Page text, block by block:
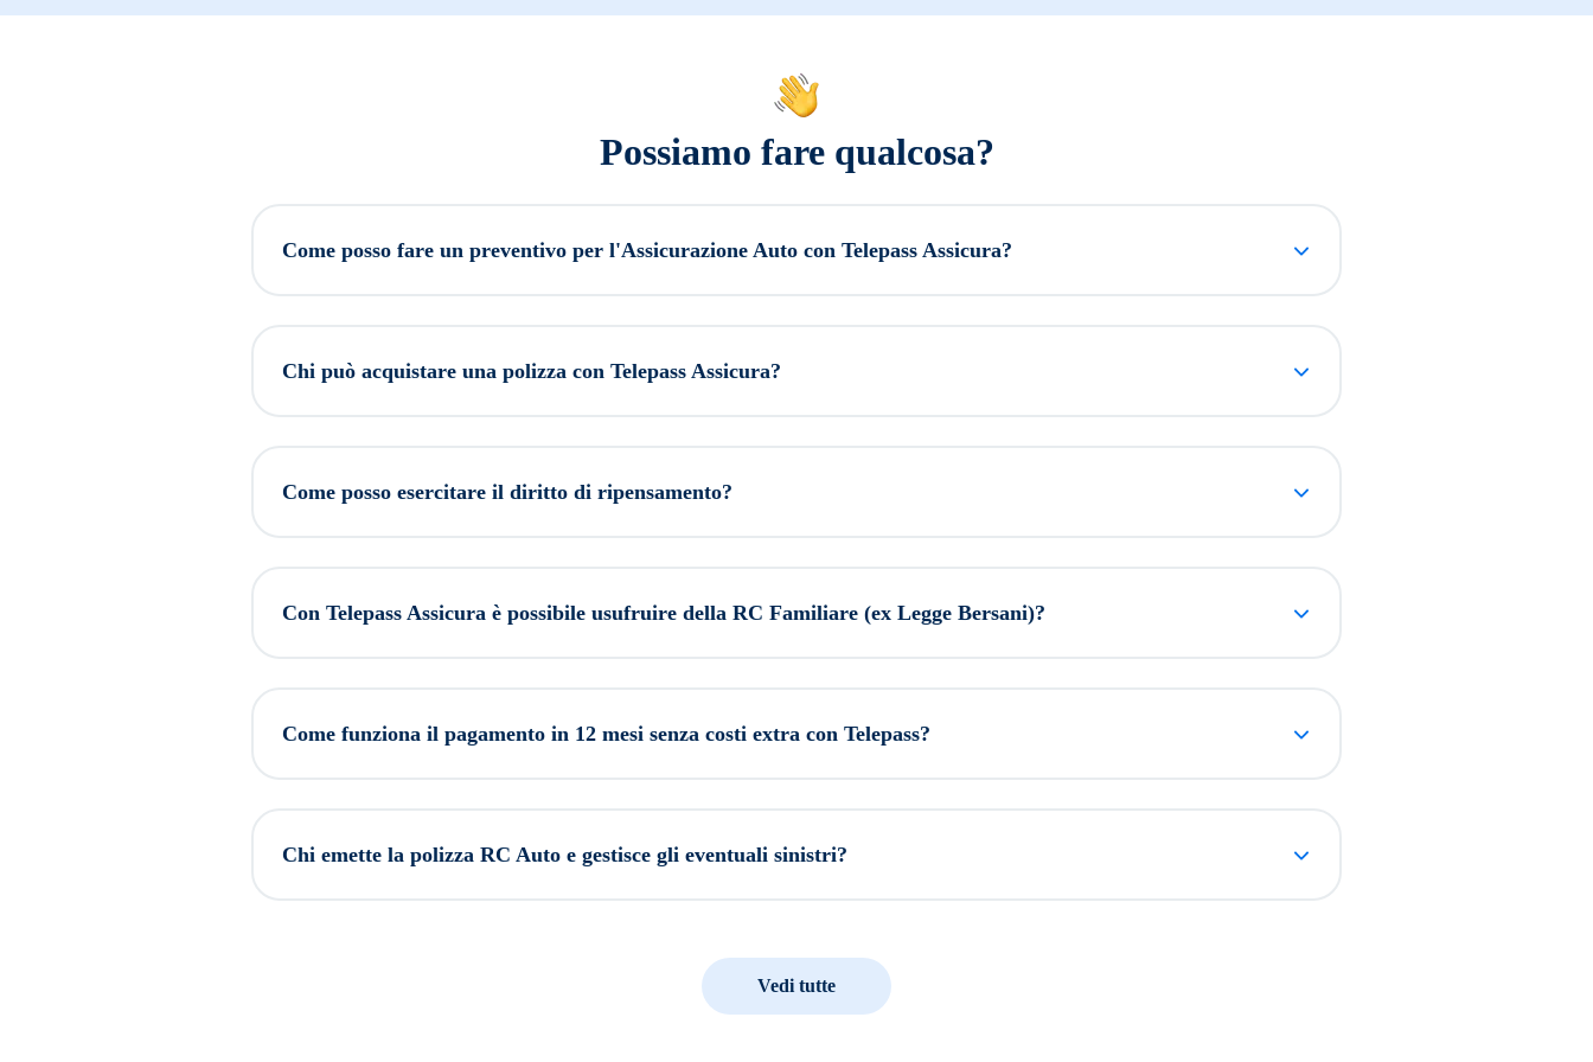
Possiamo fare qualcosa?
Come posso fare un preventivo per l'Assicurazione Auto con Telepass Assicura?
Chi può acquistare una polizza con Telepass Assicura?
Come posso esercitare il diritto di ripensamento?
Con Telepass Assicura è possibile usufruire della RC Familiare (ex Legge Bersani)?
Come funziona il pagamento in 12 mesi senza costi extra con Telepass?
Chi emette la polizza RC Auto e gestisce gli eventuali sinistri?
Vedi tutte